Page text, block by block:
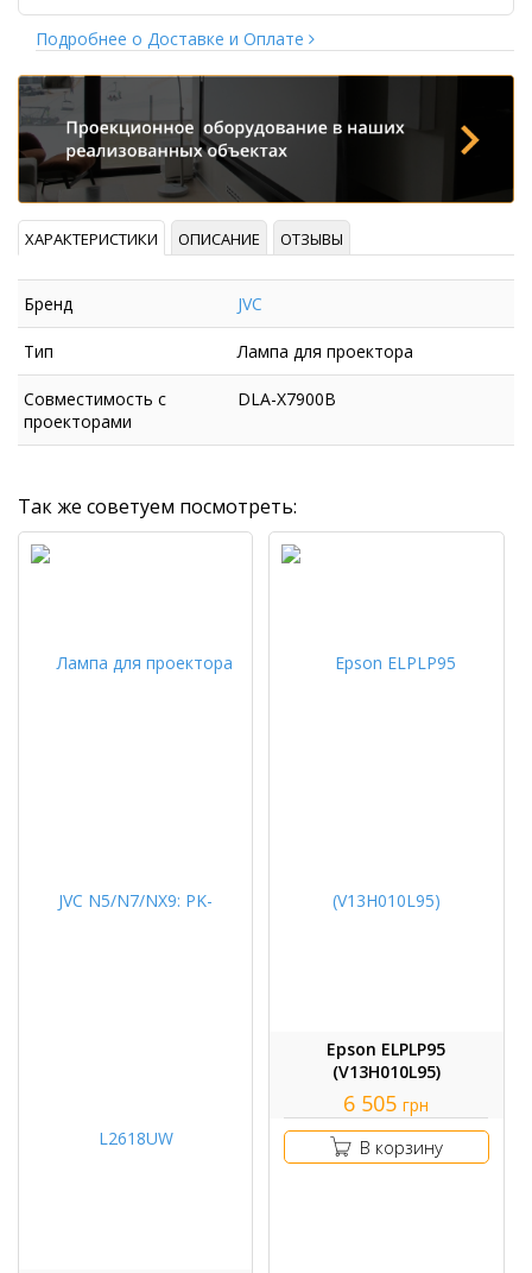
Подробнее о Доставке и Оплате
ХАРАКТЕРИСТИКИ ОПИСАНИЕ ОТЗЫВЫ
Бренд JVC
Тип Лампа для проектора
Совместимость с
проекторами
DLA-X7900B
Так же советуем посмотреть:
Epson ELPLP95
(V13H010L95)
6 505 грн
В корзину